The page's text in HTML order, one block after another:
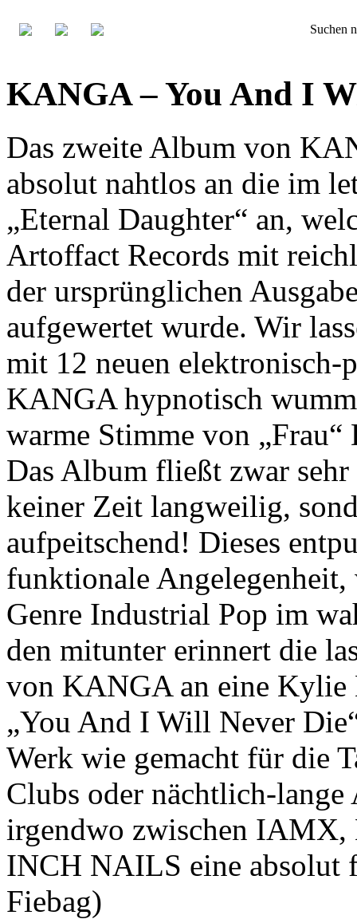
Suchen
KANGA – You And I
Das zweite Album von
absolut nahtlos an die im
„Eternal Daughter“ an,
Artoffact Records mit
der ursprünglichen
aufgewertet wurde. Wir
mit 12 neuen elektronisch-
KANGA hypnotisch
warme Stimme von
Das Album fließt zwar
keiner Zeit langweilig,
aufpeitschend! Dieses
funktionale Angelegenheit,
Genre Industrial Pop im
den mitunter erinnert die
von KANGA an eine Kylie
„You And I Will Never
Werk wie gemacht für die
Clubs oder nächtlich-
irgendwo zwischen
INCH NAILS eine absolut
Fiebag)